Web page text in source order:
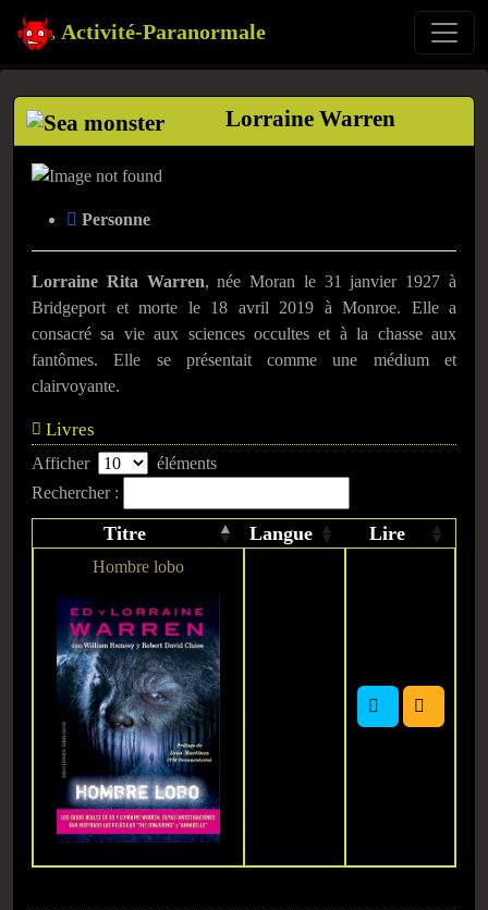
Activité-Paranormale
Lorraine Warren
Personne
Lorraine Rita Warren, née Moran le 31 janvier 1927 à
Bridgeport et morte le 18 avril 2019 à Monroe. Elle a
consacré sa vie aux sciences occultes et à la chasse aux
fantômes. Elle se présentait comme une médium et
clairvoyante.
Livres
Afficher
éléments
Rechercher :
Titre Langue Lire
Hombre lobo